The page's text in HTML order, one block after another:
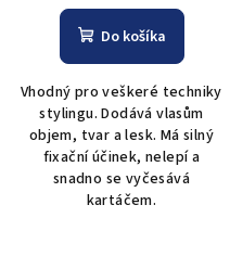
Do košíka
Vhodný pro veškeré techniky
stylingu. Dodává vlasům
objem, tvar a lesk. Má silný
fixační účinek, nelepí a
snadno se vyčesává
kartáčem.